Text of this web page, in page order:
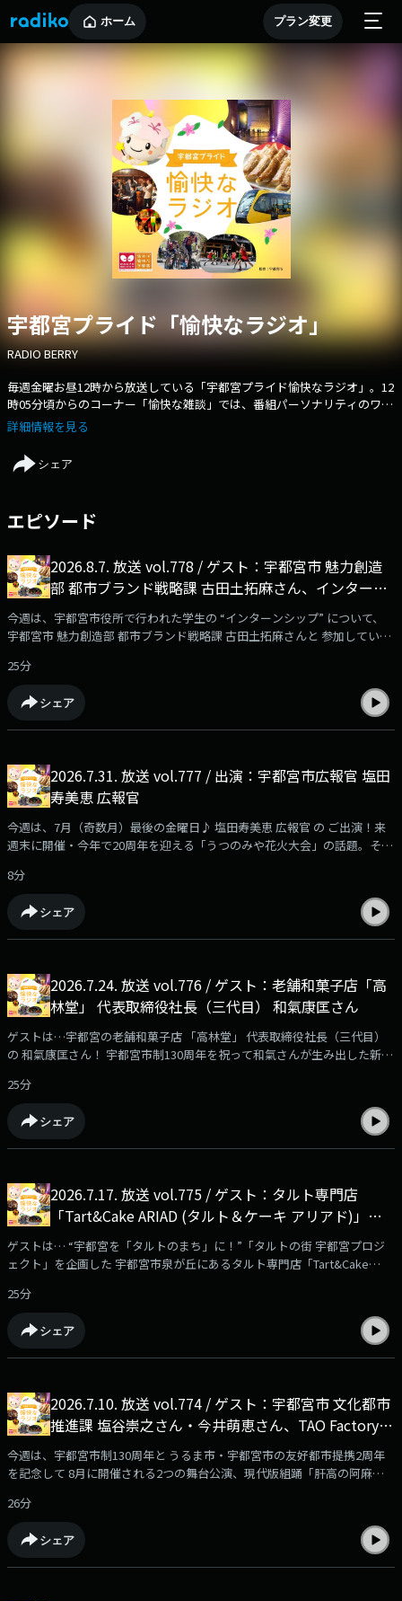
ホーム プラン変更
宇都宮プライド「愉快なラジオ」
RADIO BERRY
毎週金曜お昼12時から放送している「宇都宮プライド愉快なラジオ」。12
時05分頃からのコーナー「愉快な雑談」では、番組パーソナリティのワッ
キー（和気朋子）が、宇都宮ゆかりの方々にお会いしてマッタリ雑談させ
ていただいています。
詳細情報を見る
シェア
エピソード
2026.8.7. 放送 vol.778 / ゲスト：宇都宮市 魅力創造
部 都市ブランド戦略課 古田土拓麻さん、インターン
生の皆さん
今週は、宇都宮市役所で行われた学生の “インターンシップ” について、
宇都宮市 魅力創造部 都市ブランド戦略課 古田土拓麻さんと 参加している
25分
シェア
2026.7.31. 放送 vol.777 / 出演：宇都宮市広報官 塩田
寿美恵 広報官
今週は、7月（奇数月）最後の金曜日♪ 塩田寿美恵 広報官 の ご出演！来
週末に開催・今年で20周年を迎える「うつのみや花火大会」の話題。そし
策、住宅などの防犯対策と、犯罪が起きにくい環境を作り出す「宮を守り
隊」についてもお話しいただきました。
8分
シェア
2026.7.24. 放送 vol.776 / ゲスト：老舗和菓子店「高
林堂」 代表取締役社長（三代目） 和氣康匡さん
ゲストは…宇都宮の老舗和菓子店 「高林堂」 代表取締役社長（三代目）
の 和氣康匡さん！ 宇都宮市制130周年を祝って和氣さんが生み出した新し
本文化としての和菓子を広げる活動などについてもうかがいました！
25分
シェア
2026.7.17. 放送 vol.775 / ゲスト：タルト専門店
「Tart&Cake ARIAD (タルト＆ケーキ アリアド)」オ
ーナー 藤佐和映里さん
ゲストは… “宇都宮を「タルトのまち」に！”「タルトの街 宇都宮プロジ
ェクト」を企画した 宇都宮市泉が丘にあるタルト専門店「Tart&Cake
都宮の新たな魅力が 爆誕です！！
25分
シェア
2026.7.10. 放送 vol.774 / ゲスト：宇都宮市 文化都市
推進課 塩谷崇之さん・今井萌恵さん、TAO Factory
スタッフ 仲地さやかさん（電話）
今週は、宇都宮市制130周年と うるま市・宇都宮市の友好都市提携2周年
を記念して 8月に開催される2つの舞台公演、現代版組踊「肝高の阿麻和
文化都市推進課の塩谷崇之さん・今井萌恵さんと「肝高の阿麻和利」の制
作・運営を行っている TAO Factoryのスタッフ 仲地さやかさんに伺いまし
た！
26分
シェア